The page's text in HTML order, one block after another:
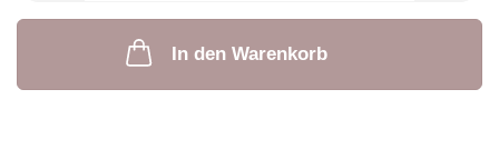
In den Warenkorb